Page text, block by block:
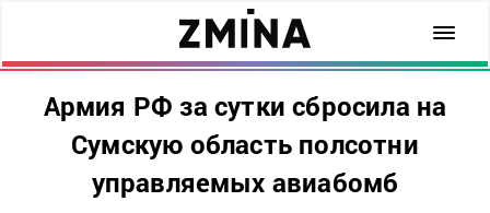
Армия РФ за сутки сбросила на
Сумскую область полсотни
управляемых авиабомб